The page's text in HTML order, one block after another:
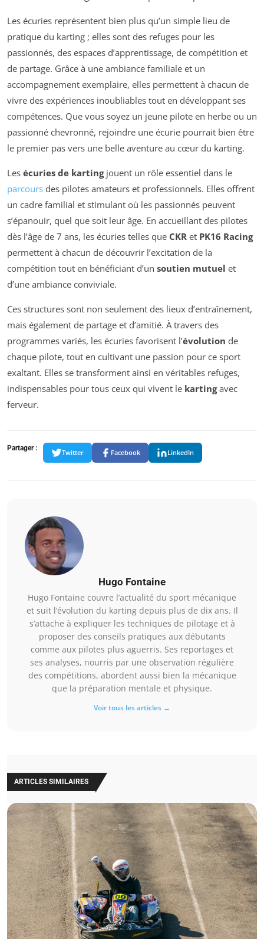
Les écuries représentent bien plus qu’un simple lieu de
pratique du karting ; elles sont des refuges pour les
passionnés, des espaces d’apprentissage, de compétition et
de partage. Grâce à une ambiance familiale et un
accompagnement exemplaire, elles permettent à chacun de
vivre des expériences inoubliables tout en développant ses
compétences. Que vous soyez un jeune pilote en herbe ou un
passionné chevronné, rejoindre une écurie pourrait bien être
le premier pas vers une belle aventure au cœur du karting.
Les écuries de kartingjouent un rôle essentiel dans le
parcours des pilotes amateurs et professionnels. Elles offrent
un cadre familial et stimulant où les passionnés peuvent
s’épanouir, quel que soit leur âge. En accueillant des pilotes
dès l’âge de 7 ans, les écuries telles que CKR et PK16 Racing
permettent à chacun de découvrir l’excitation de la
compétition tout en bénéficiant d’un soutien mutuel et
d’une ambiance conviviale.
Ces structures sont non seulement des lieux d’entraînement,
mais également de partage et d’amitié. À travers des
programmes variés, les écuries favorisent l’évolution de
chaque pilote, tout en cultivant une passion pour ce sport
exaltant. Elles se transforment ainsi en véritables refuges,
indispensables pour tous ceux qui vivent le kartingavec
ferveur.
Partager :
Twitter Facebook LinkedIn
Hugo Fontaine
Hugo Fontaine couvre l’actualité du sport mécanique
et suit l’évolution du karting depuis plus de dix ans. Il
s’attache à expliquer les techniques de pilotage et à
proposer des conseils pratiques aux débutants
comme aux pilotes plus aguerris. Ses reportages et
ses analyses, nourris par une observation régulière
des compétitions, abordent aussi bien la mécanique
que la préparation mentale et physique.
Voir tous les articles →
ARTICLES SIMILAIRES